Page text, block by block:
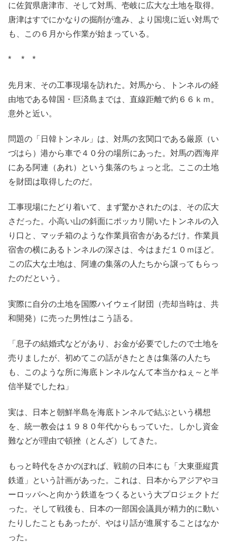
に佐賀県唐津市、そして対馬、壱岐に広大な土地を取得。
唐津はすでにかなりの掘削が進み、より国境に近い対馬で
も、この６月から作業が始まっている。
* * *
先月末、その工事現場を訪れた。対馬から、トンネルの経
由地である韓国・巨済島までは、直線距離で約６６ｋｍ。
意外と近い。
問題の「日韓トンネル」は、対馬の玄関口である厳原（い
づはら）港から車で４０分の場所にあった。対馬の西海岸
にある阿連（あれ）という集落のちょっと北。ここの土地
を財団は取得したのだ。
工事現場にたどり着いて、まず驚かされたのは、その広大
さだった。小高い山の斜面にポッカリ開いたトンネルの入
り口と、マッチ箱のような作業員宿舎があるだけ。作業員
宿舎の横にあるトンネルの深さは、今はまだ１０ｍほど。
この広大な土地は、阿連の集落の人たちから譲ってもらっ
たのだという。
実際に自分の土地を国際ハイウェイ財団（売却当時は、共
和開発）に売った男性はこう語る。
「息子の結婚式などがあり、お金が必要でしたので土地を
売りましたが、初めてこの話がきたときは集落の人たち
も、このような所に海底トンネルなんて本当かねぇ～と半
信半疑でしたね」
実は、日本と朝鮮半島を海底トンネルで結ぶという構想
を、統一教会は１９８０年代からもっていた。しかし資金
難などが理由で頓挫（とんざ）してきた。
もっと時代をさかのぼれば、戦前の日本にも「大東亜縦貫
鉄道」という計画があった。これは、日本からアジアやヨ
ーロッパへと向かう鉄道をつくるという大プロジェクトだ
った。そして戦後も、日本の一部国会議員が精力的に動い
たりしたこともあったが、やはり話が進展することはなか
った。